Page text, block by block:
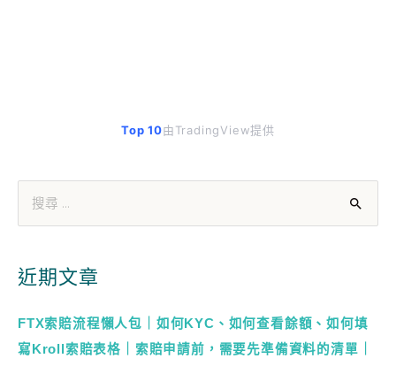
Top 10由TradingView提供
近期文章
FTX索賠流程懶人包｜如何KYC、如何查看餘額、如何填
寫Kroll索賠表格｜索賠申請前，需要先準備資料的清單｜